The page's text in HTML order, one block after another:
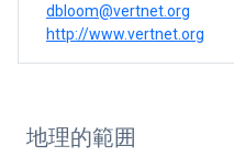
dbloom@vertnet.org
http://www.vertnet.org
地理的範囲